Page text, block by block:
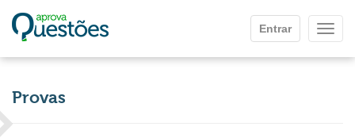
Entrar
Provas